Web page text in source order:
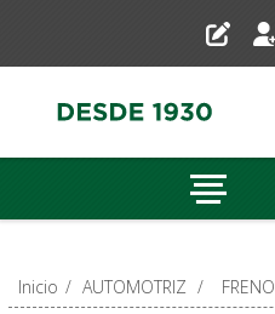
Inicio / AUTOMOTRIZ / FRENO